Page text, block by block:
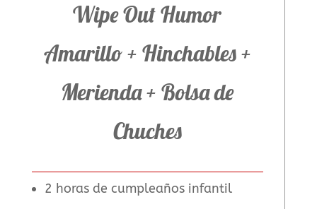
Wipe Out Humor
Amarillo + Hinchables +
Merienda + Bolsa de
Chuches
2 horas de cumpleaños infantil